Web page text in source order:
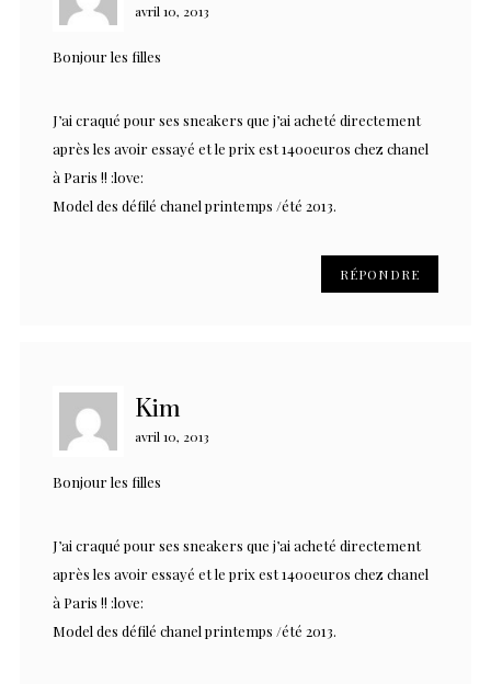
avril 10, 2013
Bonjour les filles
J’ai craqué pour ses sneakers que j’ai acheté directement
après les avoir essayé et le prix est 1400euros chez chanel
à Paris !! :love:
Model des défilé chanel printemps /été 2013.
RÉPONDRE
Kim
avril 10, 2013
Bonjour les filles
J’ai craqué pour ses sneakers que j’ai acheté directement
après les avoir essayé et le prix est 1400euros chez chanel
à Paris !! :love:
Model des défilé chanel printemps /été 2013.